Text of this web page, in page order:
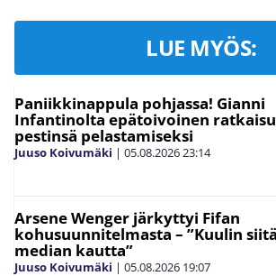
LUE MYÖS:
Paniikkinappula pohjassa! Gianni
Infantinolta epätoivoinen ratkaisu
pestinsä pelastamiseksi
Juuso Koivumäki | 05.08.202623:14
Arsene Wenger järkyttyi Fifan
kohusuunnitelmasta – ”Kuulin siitä
median kautta”
Juuso Koivumäki | 05.08.2026 19:07